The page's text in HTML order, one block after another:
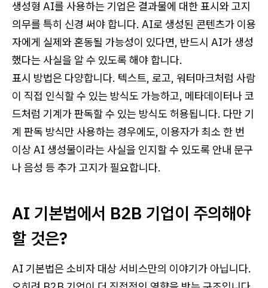
생성형 AI를 사용하는 기업은 결과물에 대한 표시와 고지
의무를 특히 신경 써야 합니다. AI로 생성된 콘텐츠가 이용
자에게 실제와 혼동될 가능성이 있다면, 반드시 AI가 생성
했다는 사실을 알 수 있도록 해야 합니다.
표시 방법은 다양합니다. 텍스트, 로고, 워터마크처럼 사람
이 직접 인식할 수 있는 방식도 가능하고, 메타데이터나 코
드처럼 기계가 판독할 수 있는 방식도 허용됩니다. 다만 기
계 판독 방식만 사용하는 경우에도, 이용자가 최소 한 번
이상 AI 생성물이라는 사실을 인지할 수 있도록 안내 문구
나 음성 등 추가 고지가 필요합니다.
AI 기본법에서 B2B 기업이 주의해야
할 것은?
AI 기본법은 소비자 대상 서비스만의 이야기가 아닙니다.